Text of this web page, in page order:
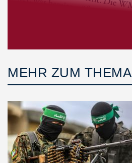
MEHR ZUM THEMA